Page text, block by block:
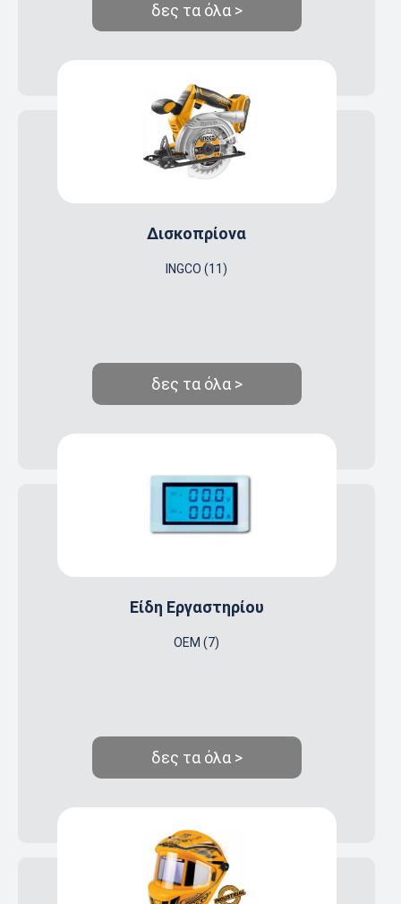
δες τα όλα >
Δισκοπρίονα
INGCO (11)
δες τα όλα >
Είδη Εργαστηρίου
OEM (7)
δες τα όλα >